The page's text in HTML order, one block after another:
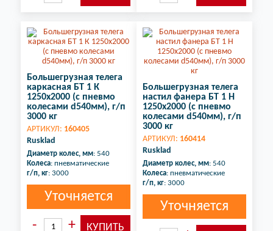
Большегрузная телега
каркасная БТ 1 К
1250х2000 (с пневмо
колесами d540мм), г/п
3000 кг
АРТИКУЛ: 160405
Rusklad
Диаметр колес, мм: 540
Колеса: пневматические
г/п, кг: 3000
Уточняется
Большегрузная телега
настил фанера БТ 1 Н
1250х2000 (с пневмо
колесами d540мм), г/п
3000 кг
АРТИКУЛ: 160414
Rusklad
Диаметр колес, мм: 540
Колеса: пневматические
г/п, кг: 3000
Уточняется